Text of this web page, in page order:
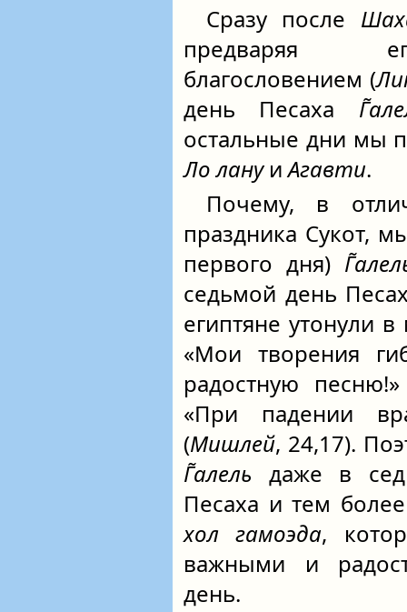
Сразу после
предваряя
благословением (
день Песаха
остальные дни мы
Ло лануиАгавти.
Почему, в
праздника Сукот,
первого дня)
седьмой день
египтяне утонули
«Мои творения
радостную
«При падении
(Мишлей, 24,17).
Г̃алель даже в
Песаха и тем
хол гамоэда,
важными и
день.